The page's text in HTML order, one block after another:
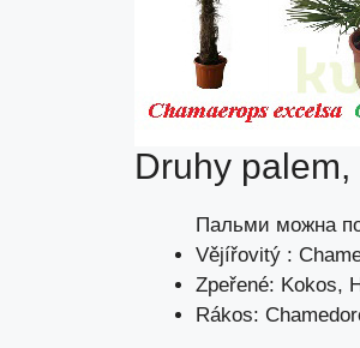
Druhy
Пальми можна
Vějířovitý :
Zpeřené: Kokos,
Rákos: